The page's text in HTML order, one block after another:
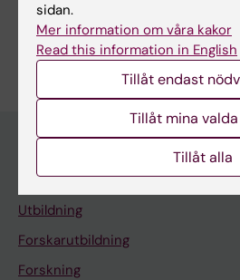
Är du Lorenzo Lucantonio?
Redigera din profil
Huvudmeny
Utbildning
Forskarutbildning
Forskning
sidan.
Mer information om våra kakor
Read this information in English
Tillåt endast
Tillåt mina
Tillåt alla